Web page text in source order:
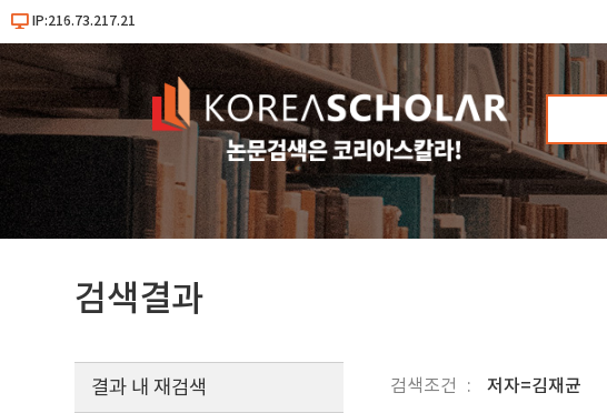
IP:216.73.217.21
검색결과
검색조건 저자=김재균
결과 내 재검색